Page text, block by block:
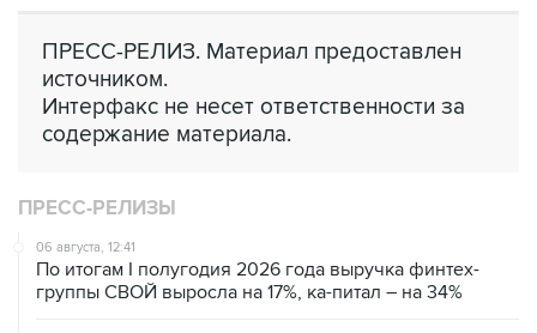
ПРЕСС-РЕЛИЗ. Материал предоставлен
источником.
Интерфакс не несет ответственности за
содержание материала.
ПРЕСС-РЕЛИЗЫ
06 августа, 12:41
По итогам I полугодия 2026 года выручка финтех-
группы СВОЙ выросла на 17%, ка-питал – на 34%